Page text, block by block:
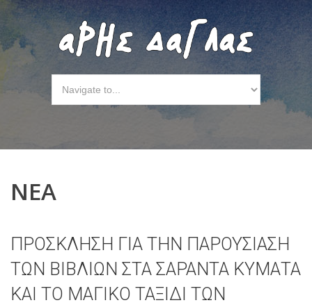
ΝΕΑ
ΠΡΟΣΚΛΗΣΗ ΓΙΑ ΤΗΝ ΠΑΡΟΥΣΙΑΣΗ
ΤΩΝ ΒΙΒΛΙΩΝ ΣΤΑ ΣΑΡΑΝΤΑ ΚΥΜΑΤΑ
ΚΑΙ ΤΟ ΜΑΓΙΚΟ ΤΑΞΙΔΙ ΤΩΝ